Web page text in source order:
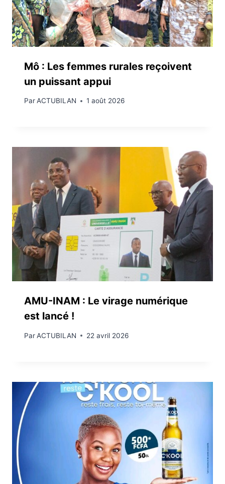
Mô : Les femmes rurales reçoivent
un puissant appui
ParACTUBILAN 1 août 2026
AMU-INAM : Le virage numérique
est lancé !
ParACTUBILAN 22 avril 2026